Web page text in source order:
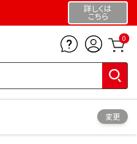
詳しくは
こちら
0
変更